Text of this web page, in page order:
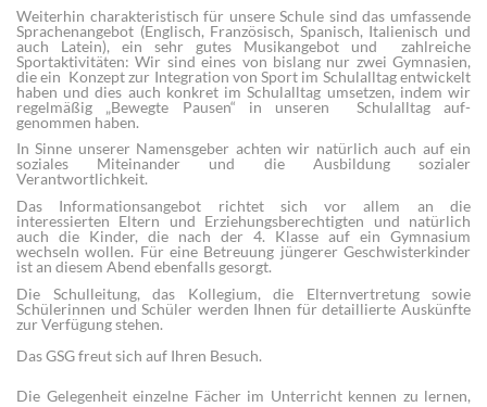
Weiterhin charakteristisch für unsere Schule sind das umfassende
Sprachenangebot (Englisch, Französisch, Spanisch, Italienisch und
auch Latein), ein sehr gutes Musikangebot und zahlreiche
Sportaktivitäten: Wir sind eines von bislang nur zwei Gymnasien,
die ein Konzept zur Integration von Sport im Schulalltag entwickelt
haben und dies auch konkret im Schulalltag umsetzen, indem wir
regelmäßig „Bewegte Pausen“ in unseren Schulalltag auf-
genommen haben.
In Sinne unserer Namensgeber achten wir natürlich auch auf ein
soziales Miteinander und die Ausbildung sozialer
Verantwortlichkeit.
Das Informationsangebot richtet sich vor allem an die
interessierten Eltern und Erziehungsberechtigten und natürlich
auch die Kinder, die nach der 4. Klasse auf ein Gymnasium
wechseln wollen. Für eine Betreuung jüngerer Geschwisterkinder
ist an diesem Abend ebenfalls gesorgt.
Die Schulleitung, das Kollegium, die Elternvertretung sowie
Schülerinnen und Schüler werden Ihnen für detaillierte Auskünfte
zur Verfügung stehen.
Das GSG freut sich auf Ihren Besuch.
Die Gelegenheit einzelne Fächer im Unterricht kennen zu lernen,